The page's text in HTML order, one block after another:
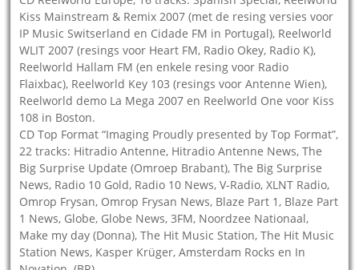
Kiss Mainstream & Remix 2007 (met de resing versies voor
IP Music Switserland en Cidade FM in Portugal), Reelworld
WLIT 2007 (resings voor Heart FM, Radio Okey, Radio K),
Reelworld Hallam FM (en enkele resing voor Radio
Flaixbac), Reelworld Key 103 (resings voor Antenne Wien),
Reelworld demo La Mega 2007 en Reelworld One voor Kiss
108 in Boston.
CD Top Format “Imaging Proudly presented by Top Format”,
22 tracks: Hitradio Antenne, Hitradio Antenne News, The
Big Surprise Update (Omroep Brabant), The Big Surprise
News, Radio 10 Gold, Radio 10 News, V-Radio, XLNT Radio,
Omrop Frysan, Omrop Frysan News, Blaze Part 1, Blaze Part
1 News, Globe, Globe News, 3FM, Noordzee Nationaal,
Make my day (Donna), The Hit Music Station, The Hit Music
Station News, Kasper Krüger, Amsterdam Rocks en In